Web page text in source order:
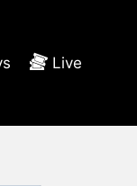
Live